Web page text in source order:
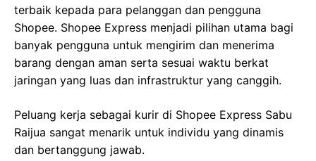
terbaik kepada para pelanggan dan pengguna
Shopee. Shopee Express menjadi pilihan utama bagi
banyak pengguna untuk mengirim dan menerima
barang dengan aman serta sesuai waktu berkat
jaringan yang luas dan infrastruktur yang canggih.
Peluang kerja sebagai kurir di Shopee Express Sabu
Raijua sangat menarik untuk individu yang dinamis
dan bertanggung jawab.